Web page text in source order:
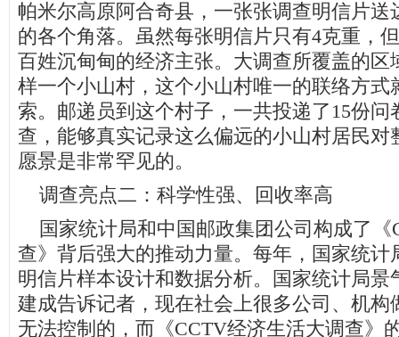
帕米尔高原阿合奇县，一张张调查明信片送
的各个角落。虽然每张明信片只有4克重，
百姓沉甸甸的经济主张。大调查所覆盖的区
样一个小山村，这个小山村唯一的联络方式
索。邮递员到这个村子，一共投递了15份问
查，能够真实记录这么偏远的小山村居民对
愿景是非常罕见的。
调查亮点二：科学性强、回收率高
国家统计局和中国邮政集团公司构成了《
查》背后强大的推动力量。每年，国家统计
明信片样本设计和数据分析。国家统计局景
建成告诉记者，现在社会上很多公司、机构
无法控制的，而《CCTV经济生活大调查》